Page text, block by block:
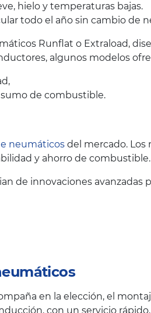
hielo y temperaturas bajas.
todo el año sin cambio de
Runflat o Extraload,
algunos modelos
de combustible.
neumáticos del mercado. Los
y ahorro de combustible.
de innovaciones avanzadas
en la elección, el
con un servicio